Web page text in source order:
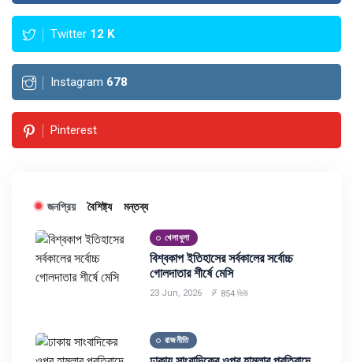
Twitter 12 K
Instagram 678
Pinterest
জনপ্রিয় বৈশিষ্ট্য মন্তব্য
খেলাধুলা
বিশ্বকাপ ইতিহাসের সর্বকালের সর্বোচ্চ
গোলদাতার শীর্ষে মেসি
23 Jun, 2026 854 ভিউ
রাজনীতি